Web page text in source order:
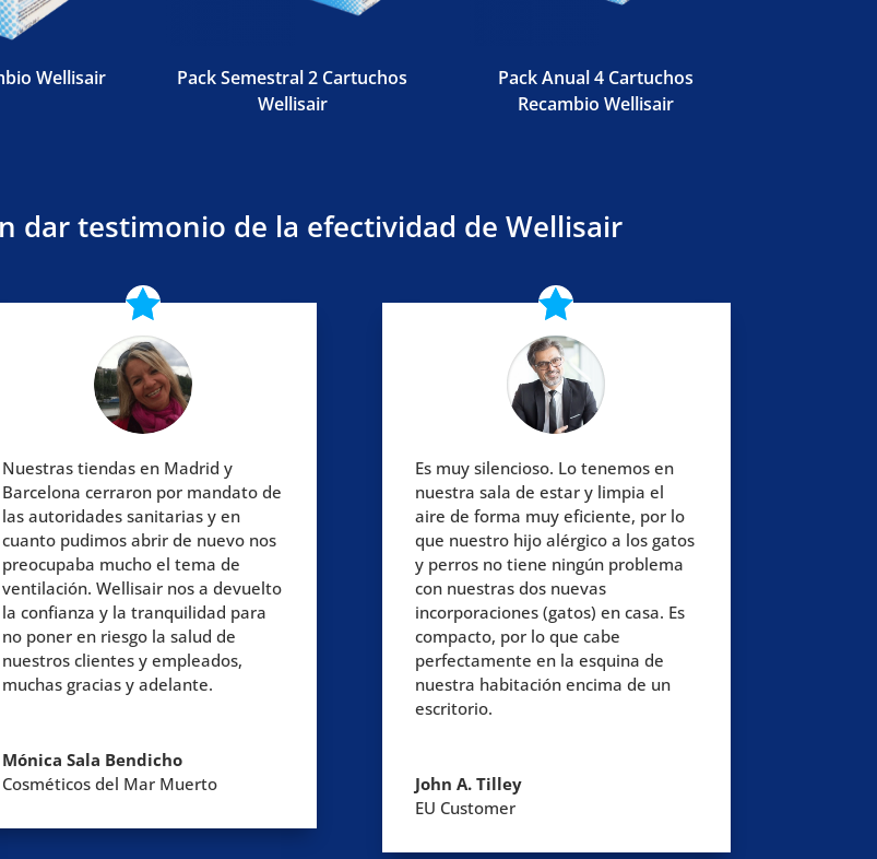
Wellisair
Pack Semestral 2 Cartuchos
Wellisair
Pack Anual 4 Cartuchos
Recambio Wellisair
dar testimonio de la efectividad de Wellisair
Nuestras tiendas en Madrid y
Barcelona cerraron por mandato de
las autoridades sanitarias y en
cuanto pudimos abrir de nuevo nos
preocupaba mucho el tema de
ventilación. Wellisair nos a devuelto
la confianza y la tranquilidad para
no poner en riesgo la salud de
nuestros clientes y empleados,
muchas gracias y adelante.
Mónica Sala Bendicho
Cosméticos del Mar Muerto
Es muy silencioso. Lo tenemos en
nuestra sala de estar y limpia el
aire de forma muy eficiente, por lo
que nuestro hijo alérgico a los gatos
y perros no tiene ningún problema
con nuestras dos nuevas
incorporaciones (gatos) en casa. Es
compacto, por lo que cabe
perfectamente en la esquina de
nuestra habitación encima de un
escritorio.
John A. Tilley
EU Customer